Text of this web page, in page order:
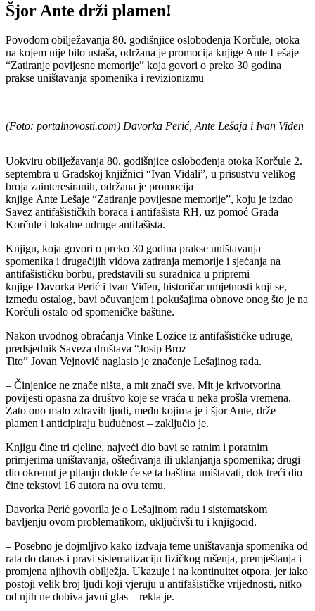
Šjor Ante drži plamen!
Povodom obilježavanja 80. godišnjice oslobođenja Korčule, otoka
na kojem nije bilo ustaša, održana je promocija knjige Ante Lešaje
“Zatiranje povijesne memorije” koja govori o preko 30 godina
prakse uništavanja spomenika i revizionizmu
(Foto: portalnovosti.com) Davorka Perić, Ante Lešaja i Ivan Viđen
Uokviru obilježavanja 80. godišnjice oslobođenja otoka Korčule 2.
septembra u Gradskoj knjižnici “Ivan Vidali”, u prisustvu velikog
broja zainteresiranih, održana je promocija
knjige Ante Lešaje “Zatiranje povijesne memorije”, koju je izdao
Savez antifašističkih boraca i antifašista RH, uz pomoć Grada
Korčule i lokalne udruge antifašista.
Knjigu, koja govori o preko 30 godina prakse uništavanja
spomenika i drugačijih vidova zatiranja memorije i sjećanja na
antifašističku borbu, predstavili su suradnica u pripremi
knjige Davorka Perić i Ivan Viđen, historičar umjetnosti koji se,
između ostalog, bavi očuvanjem i pokušajima obnove onog što je na
Korčuli ostalo od spomeničke baštine.
Nakon uvodnog obraćanja Vinke Lozice iz antifašističke udruge,
predsjednik Saveza društava “Josip Broz
Tito” Jovan Vejnović naglasio je značenje Lešajinog rada.
– Činjenice ne znače ništa, a mit znači sve. Mit je krivotvorina
povijesti opasna za društvo koje se vraća u neka prošla vremena.
Zato ono malo zdravih ljudi, među kojima je i šjor Ante, drže
plamen i anticipiraju budućnost – zaključio je.
Knjigu čine tri cjeline, najveći dio bavi se ratnim i poratnim
primjerima uništavanja, oštećivanja ili uklanjanja spomenika; drugi
dio okrenut je pitanju dokle će se ta baština uništavati, dok treći dio
čine tekstovi 16 autora na ovu temu.
Davorka Perić govorila je o Lešajinom radu i sistematskom
bavljenju ovom problematikom, uključivši tu i knjigocid.
– Posebno je dojmljivo kako izdvaja teme uništavanja spomenika od
rata do danas i pravi sistematizaciju fizičkog rušenja, premještanja i
promjena njihovih obilježja. Ukazuje i na kontinuitet otpora, jer iako
postoji velik broj ljudi koji vjeruju u antifašističke vrijednosti, nitko
od njih ne dobiva javni glas – rekla je.